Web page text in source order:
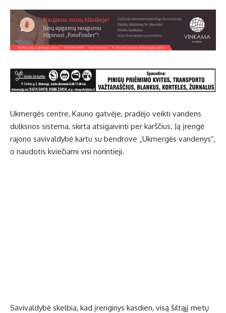
Ukmergės centre, Kauno gatvėje, pradėjo veikti vandens
dulksnos sistema, skirta atsigaivinti per karščius. Ją įrengė
rajono savivaldybė kartu su bendrove „Ukmergės vandenys“,
o naudotis kviečiami visi norintieji.
Savivaldybė skelbia, kad įrenginys kasdien, visą šiltąjį metų